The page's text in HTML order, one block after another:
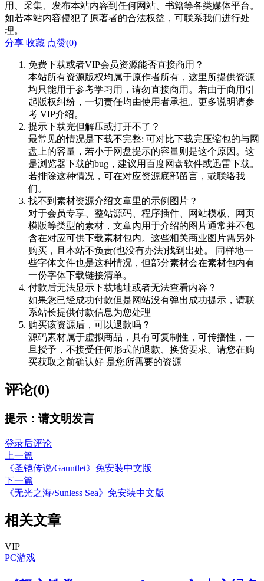
用、采集、发布本站内容到任何网站、书籍等各类媒体平台。
如若本站内容侵犯了原著者的合法权益，可联系我们进行处
理。
分享 收藏 点赞(0)
免费下载或者VIP会员资源能否直接商用？
本站所有资源版权均属于原作者所有，这里所提供资源
均只能用于参考学习用，请勿直接商用。若由于商用引
起版权纠纷，一切责任均由使用者承担。更多说明请参
考 VIP介绍。
提示下载完但解压或打开不了？
最常见的情况是下载不完整: 可对比下载完压缩包的与网
盘上的容量，若小于网盘提示的容量则是这个原因。这
是浏览器下载的bug，建议用百度网盘软件或迅雷下载。
若排除这种情况，可在对应资源底部留言，或联络我
们。
找不到素材资源介绍文章里的示例图片？
对于会员专享、整站源码、程序插件、网站模板、网页
模版等类型的素材，文章内用于介绍的图片通常并不包
含在对应可供下载素材包内。这些相关商业图片需另外
购买，且本站不负责(也没有办法)找到出处。 同样地一
些字体文件也是这种情况，但部分素材会在素材包内有
一份字体下载链接清单。
付款后无法显示下载地址或者无法查看内容？
如果您已经成功付款但是网站没有弹出成功提示，请联
系站长提供付款信息为您处理
购买该资源后，可以退款吗？
源码素材属于虚拟商品，具有可复制性，可传播性，一
旦授予，不接受任何形式的退款、换货要求。请您在购
买获取之前确认好 是您所需要的资源
评论(0)
提示：请文明发言
登录后评论
上一篇
《圣铠传说/Gauntlet》免安装中文版
下一篇
《无光之海/Sunless Sea》免安装中文版
相关文章
VIP
PC游戏